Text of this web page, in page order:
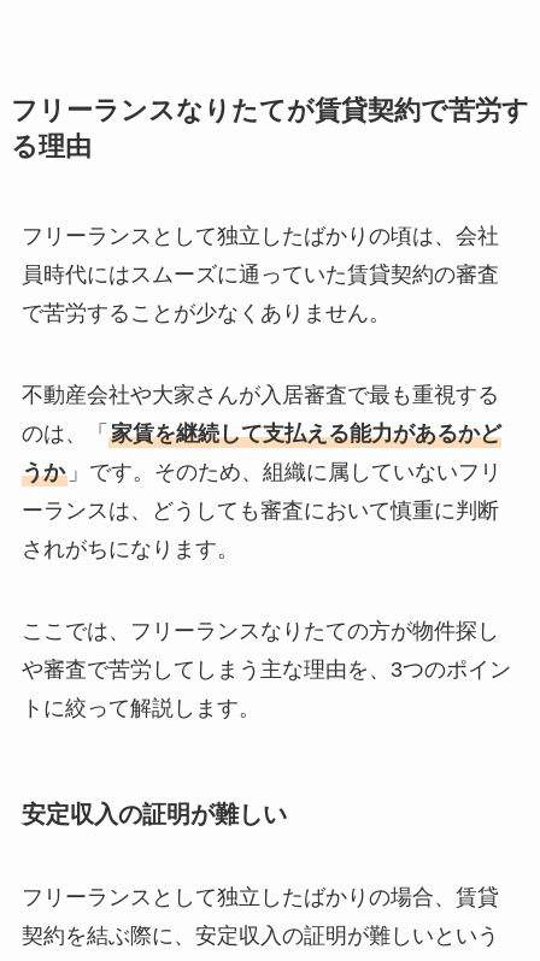
フリーランスなりたてが賃貸契約で苦労す
る理由
フリーランスとして独立したばかりの頃は、会社
員時代にはスムーズに通っていた賃貸契約の審査
で苦労することが少なくありません。
不動産会社や大家さんが入居審査で最も重視する
のは、「 家賃を継続して支払える能力があるかど
うか」です。そのため、組織に属していないフリ
ーランスは、どうしても審査において慎重に判断
されがちになります。
ここでは、フリーランスなりたての方が物件探し
や審査で苦労してしまう主な理由を、3つのポイン
トに絞って解説します。
安定収入の証明が難しい
フリーランスとして独立したばかりの場合、賃貸
契約を結ぶ際に、安定収入の証明が難しいという